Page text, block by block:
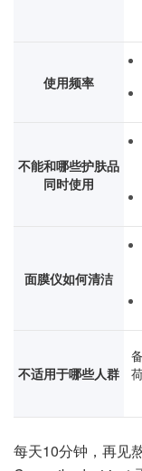
使用频率
不能和哪些护肤品
同时使用
面膜仪如何清洁
不适用于哪些人群
每天10分钟，再见